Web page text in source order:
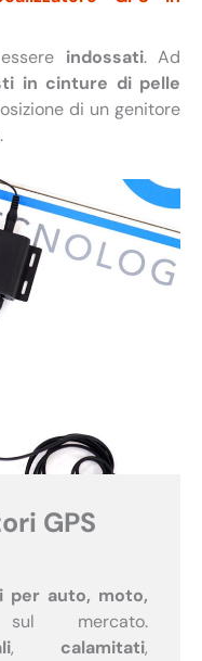
indossati. Ad
in cinture di pelle
di un genitore
GPS
per auto, moto,
sul mercato.
, calamitati,